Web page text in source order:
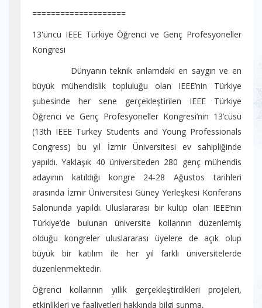
====================
13'üncü IEEE Türkiye Öğrenci ve Genç Profesyoneller
Kongresi
Dünyanın teknik anlamdaki en saygın ve en
büyük mühendislik topluluğu olan IEEE’nin Türkiye
şubesinde her sene gerçekleştirilen IEEE Türkiye
Öğrenci ve Genç Profesyoneller Kongresi’nin 13’cüsü
(13th IEEE Turkey Students and Young Professionals
Congress) bu yıl İzmir Üniversitesi ev sahipliğinde
yapıldı. Yaklaşık 40 üniversiteden 280 genç mühendis
adayının katıldığı kongre 24-28 Ağustos tarihleri
arasında İzmir Üniversitesi Güney Yerleşkesi Konferans
Salonunda yapıldı. Uluslararası bir kulüp olan IEEE’nin
Türkiye’de bulunan üniversite kollarının düzenlemiş
olduğu kongreler uluslararası üyelere de açık olup
büyük bir katılım ile her yıl farklı üniversitelerde
düzenlenmektedir.
Öğrenci kollarının yıllık gerçekleştirdikleri projeleri,
etkinlikleri ve faaliyetleri hakkında bilgi sunma,